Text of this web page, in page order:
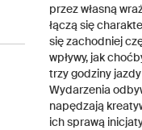
przez własną
łączą się
się zachodniej
wpływy, jak
trzy godziny
Wydarzenia
napędzają
ich sprawą